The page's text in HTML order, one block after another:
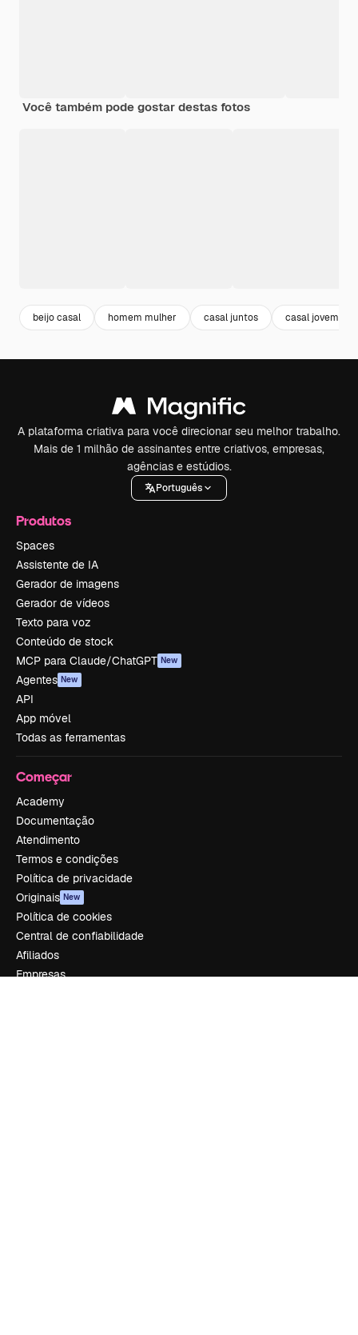
Você também pode gostar destas fotos
beijo casal homem mulher casal juntos casal jovem
A plataforma criativa para você direcionar seu melhor trabalho.
Mais de 1 milhão de assinantes entre criativos, empresas,
agências e estúdios.
Português
Produtos
Spaces
Assistente de IA
Gerador de imagens
Gerador de vídeos
Texto para voz
Conteúdo de stock
MCP para Claude/ChatGPT New
Agentes New
API
App móvel
Todas as ferramentas
Começar
Academy
Documentação
Atendimento
Termos e condições
Política de privacidade
Originais New
Política de cookies
Central de confiabilidade
Afiliados
Empresas